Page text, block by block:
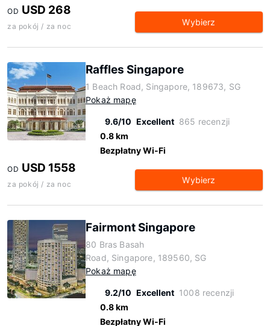
OD USD 268
za pokój / za noc Wybierz
Raffles Singapore
1 Beach Road, Singapore, 189673, SG
Pokaż mapę
9.6/10 Excellent 865 recenzji
0.8 km
Bezpłatny Wi-Fi
OD USD 1558
za pokój / za noc Wybierz
Fairmont Singapore
80 Bras Basah
Road, Singapore, 189560, SG
Pokaż mapę
9.2/10 Excellent 1008 recenzji
0.8 km
Bezpłatny Wi-Fi